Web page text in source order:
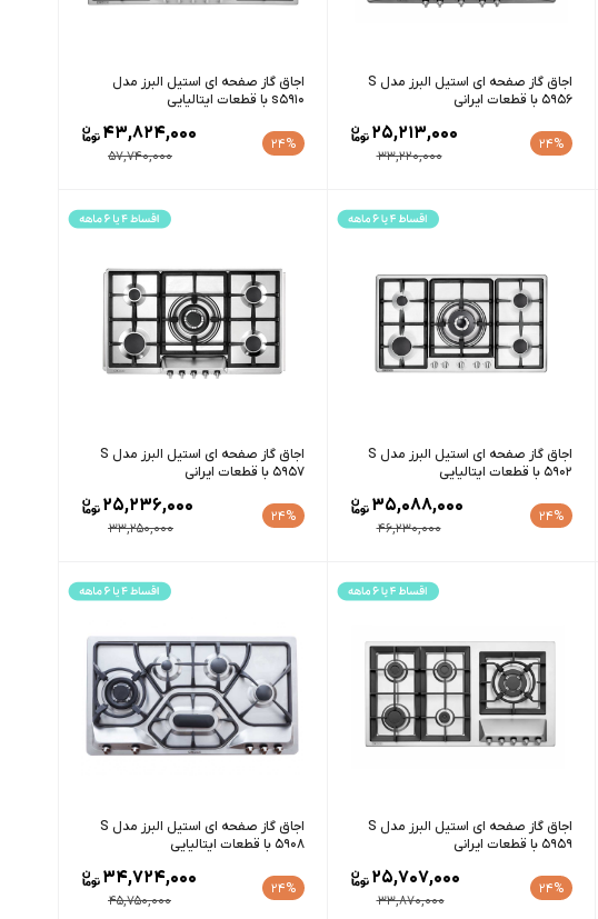
اجاق گاز صفحه ای استیل البرز مدل S
5956 با قطعات ایرانی
24%
33,220,000
25,213,000
اجاق گاز صفحه ای استیل البرز مدل
s5910 با قطعات ایتالیایی
24%
57,740,000
43,824,000
اجاق گاز صفحه ای استیل البرز مدل S
5902 با قطعات ایتالیایی
24%
46,230,000
35,088,000
اجاق گاز صفحه ای استیل البرز مدل S
5957 با قطعات ایرانی
24%
33,250,000
25,236,000
اجاق گاز صفحه ای استیل البرز مدل S
5959 با قطعات ایرانی
24%
33,870,000
25,707,000
اجاق گاز صفحه ای استیل البرز مدل S
5908 با قطعات ایتالیایی
24%
45,750,000
34,724,000